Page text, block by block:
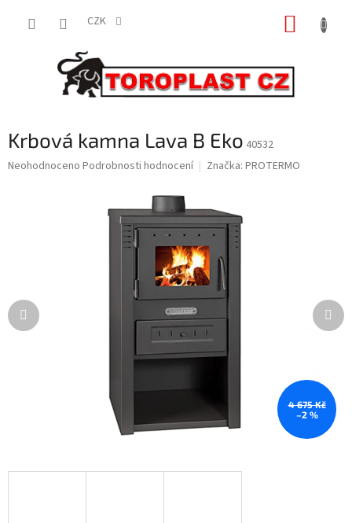
CZK
Krbová kamna Lava B Eko 40532
Průměrné
Neohodnoceno Podrobnosti hodnocení Značka: PROTERMO
4 675 Kč
–2 %